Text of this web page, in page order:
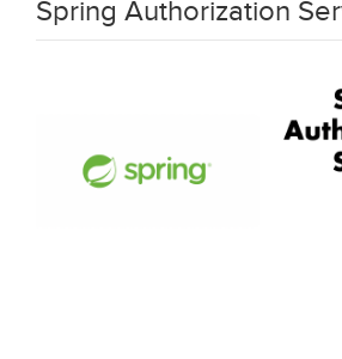
Spring Authorization